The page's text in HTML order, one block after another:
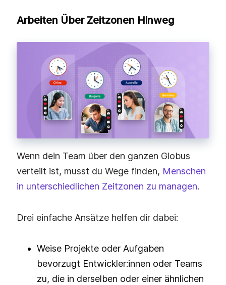
Arbeiten Über Zeitzonen Hinweg
Wenn dein Team über den ganzen Globus
verteilt ist, musst du Wege finden, Menschen
in unterschiedlichen Zeitzonen zu managen.
Drei einfache Ansätze helfen dir dabei:
Weise Projekte oder Aufgaben
bevorzugt Entwickler:innen oder Teams
zu, die in derselben oder einer ähnlichen